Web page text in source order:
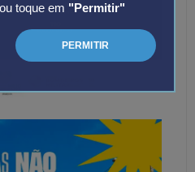
toque em "Permitir"
PERMITIR